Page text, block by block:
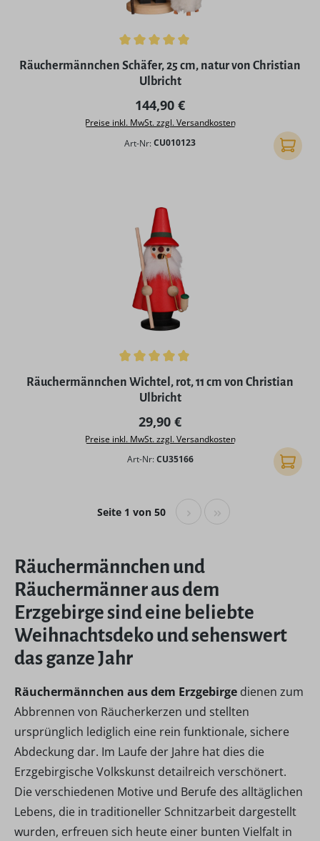
Durchschnittliche Bewertung von 5 von 5 Sternen
Räuchermännchen Schäfer, 25 cm, natur von Christian
Ulbricht
Regulärer Preis:
144,90 €
Preise inkl. MwSt. zzgl. Versandkosten
Art-Nr:CU010123 In den
Durchschnittliche Bewertung von 5 von 5 Sternen
Räuchermännchen Wichtel, rot, 11 cm von Christian
Ulbricht
Regulärer Preis:
29,90 €
Preise inkl. MwSt. zzgl. Versandkosten
Art-Nr: CU35166 In den
Seite 1 von 50
Räuchermännchen und
Räuchermänner aus dem
Erzgebirge sind eine beliebte
Weihnachtsdeko und sehenswert
das ganze Jahr
Räuchermännchen aus dem Erzgebirge dienen zum
Abbrennen von Räucherkerzen und stellten
ursprünglich lediglich eine rein funktionale, sichere
Abdeckung dar. Im Laufe der Jahre hat dies die
Erzgebirgische Volkskunst detailreich verschönert.
Die verschiedenen Motive und Berufe des alltäglichen
Lebens, die in traditioneller Schnitzarbeit dargestellt
wurden, erfreuen sich heute einer bunten Vielfalt in